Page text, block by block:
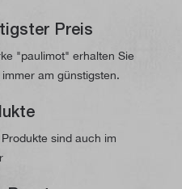
Preis
"paulimot" erhalten Sie
am günstigsten.
sind auch im